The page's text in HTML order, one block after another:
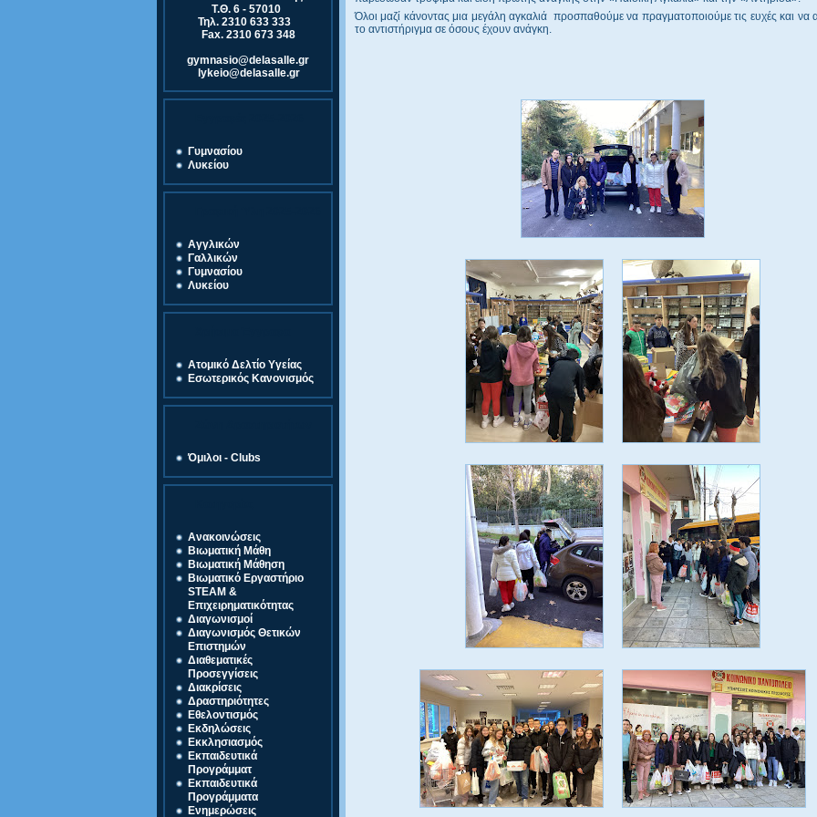
Τ.Θ. 6 - 57010
Τηλ. 2310 633 333
Fax. 2310 673 348
gymnasio@delasalle.gr
lykeio@delasalle.gr
Γυμνασίου
Λυκείου
Αγγλικών
Γαλλικών
Γυμνασίου
Λυκείου
Ατομικό Δελτίο Υγείας
Εσωτερικός Κανονισμός
Όμιλοι - Clubs
Ανακοινώσεις
Βιωματική Μάθη
Βιωματική Μάθηση
Βιωματικό Εργαστήριο
STEAM &
Επιχειρηματικότητας
Διαγωνισμοί
Διαγωνισμός Θετικών
Επιστημών
Διαθεματικές
Προσεγγίσεις
Διακρίσεις
Δραστηριότητες
Εθελοντισμός
Εκδηλώσεις
Εκκλησιασμός
Εκπαιδευτικά
Προγράμματ
Εκπαιδευτικά
Προγράμματα
Ενημερώσεις
Όλοι μαζί κάνοντας μια μεγάλη αγκαλιά προσπαθούμε να πραγματοποιούμε τις ευχές και να
το αντιστήριγμα σε όσους έχουν ανάγκη.